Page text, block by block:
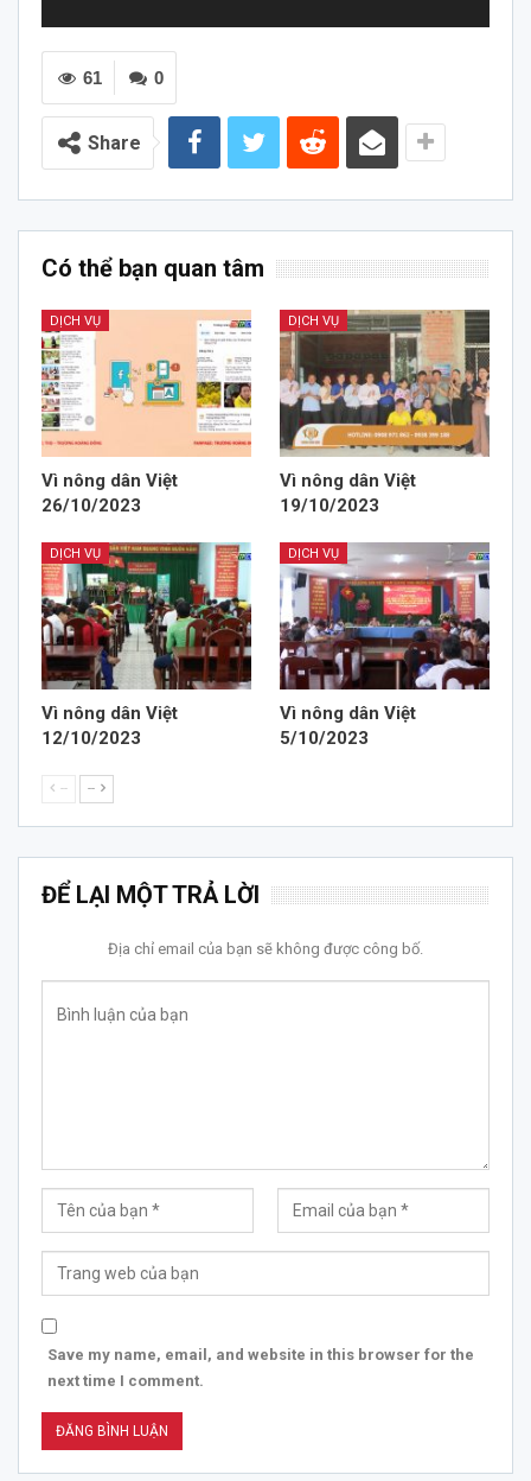
0
61
Share
Có thể bạn quan tâm
DỊCH VỤ
Vì nông dân Việt
26/10/2023
DỊCH VỤ
Vì nông dân Việt
19/10/2023
DỊCH VỤ
Vì nông dân Việt
12/10/2023
DỊCH VỤ
Vì nông dân Việt
5/10/2023
-- --
ĐỂ LẠI MỘT TRẢ LỜI
Địa chỉ email của bạn sẽ không được công bố.
Save my name, email, and website in this browser for the
next time I comment.